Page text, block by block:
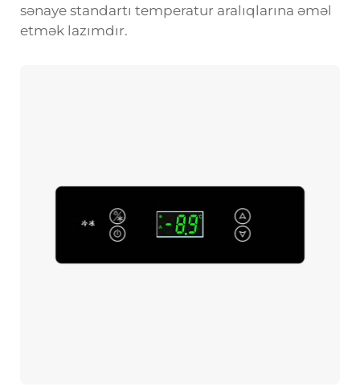
sənaye standartı temperatur aralıqlarına əməl
etmək lazımdır.